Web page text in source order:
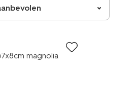
magnolia